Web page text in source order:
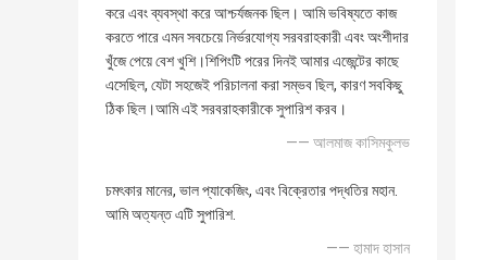
করে এবং ব্যবস্থা করে আশ্চর্যজনক ছিল। আমি ভবিষ্যতে কাজ
করতে পারে এমন সবচেয়ে নির্ভরযোগ্য সরবরাহকারী এবং অংশীদার
খুঁজে পেয়ে বেশ খুশি।শিপিংটি পরের দিনই আমার এজেন্টের কাছে
এসেছিল, যেটা সহজেই পরিচালনা করা সম্ভব ছিল, কারণ সবকিছু
ঠিক ছিল।আমি এই সরবরাহকারীকে সুপারিশ করব।
—— আলমাজ কাসিমকুলভ
চমৎকার মানের, ভাল প্যাকেজিং, এবং বিক্রেতার পদ্ধতির মহান.
আমি অত্যন্ত এটি সুপারিশ.
—— হামাদ হাসান